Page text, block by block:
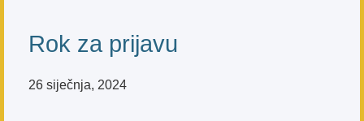
Rok za prijavu
26 siječnja, 2024